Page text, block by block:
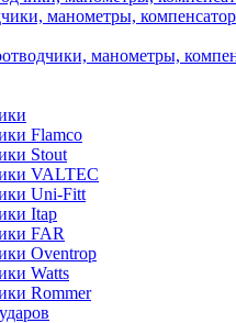
манометры,
манометры,
Flamco
Stout
VALTEC
Uni-Fitt
Itap
FAR
Oventrop
Watts
Rommer